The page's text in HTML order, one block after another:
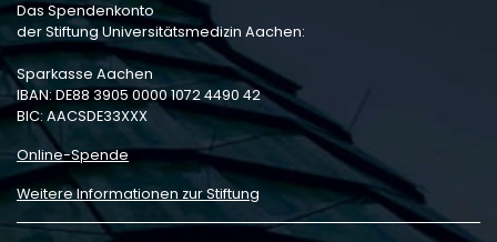
Das Spendenkonto
der Stiftung Universitätsmedizin Aachen:
Sparkasse Aachen
IBAN: DE88 3905 0000 1072 4490 42
BIC: AACSDE33XXX
Online-Spende
Weitere Informationen zur Stiftung